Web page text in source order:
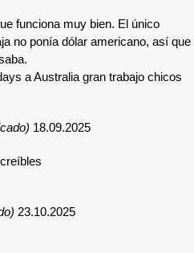
funciona muy bien. El único
no ponía dólar americano, así que
a Australia gran trabajo chicos
18.09.2025
23.10.2025